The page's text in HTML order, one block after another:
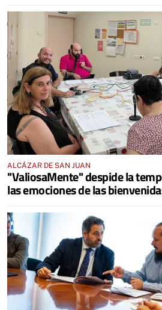
ALCÁZAR DE SAN JUAN
"ValiosaMente" despide la
las emociones de las